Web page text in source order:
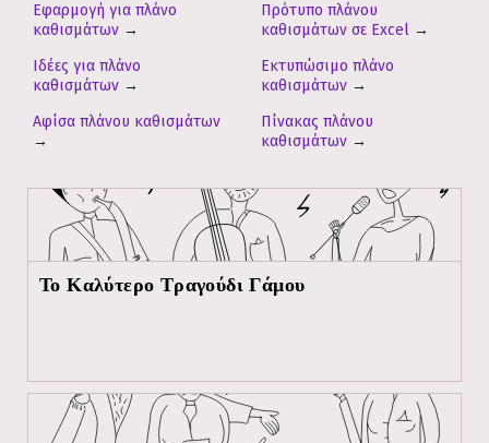
Εφαρμογή για πλάνο
καθισμάτων →
Πρότυπο πλάνου
καθισμάτων σε Excel →
Ιδέες για πλάνο
καθισμάτων →
Εκτυπώσιμο πλάνο
καθισμάτων →
Αφίσα πλάνου καθισμάτων
→
Πίνακας πλάνου
καθισμάτων →
Το Καλύτερο Τραγούδι Γάμου